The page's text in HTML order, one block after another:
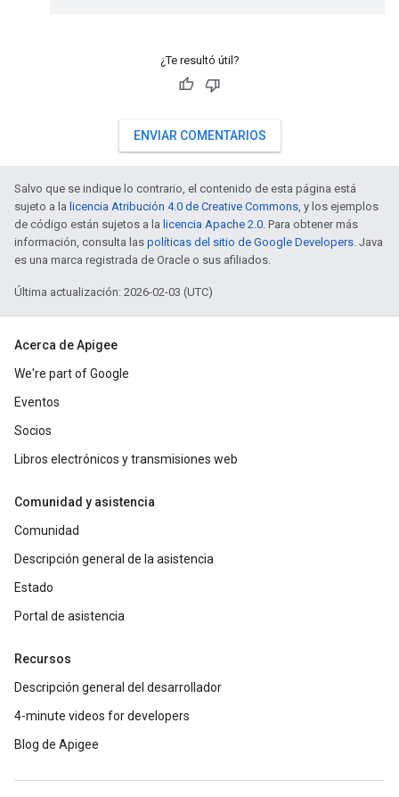
¿Te resultó útil?
ENVIAR COMENTARIOS
Salvo que se indique lo contrario, el contenido de esta página está
sujeto a la licencia Atribución 4.0 de Creative Commons, y los ejemplos
de código están sujetos a la licencia Apache 2.0. Para obtener más
información, consulta las políticas del sitio de Google Developers. Java
es una marca registrada de Oracle o sus afiliados.
Última actualización: 2026-02-03 (UTC)
Acerca de Apigee
We're part of Google
Eventos
Socios
Libros electrónicos y transmisiones web
Comunidad y asistencia
Comunidad
Descripción general de la asistencia
Estado
Portal de asistencia
Recursos
Descripción general del desarrollador
4-minute videos for developers
Blog de Apigee